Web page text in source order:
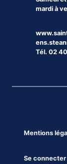
mardi à
Tél. 02
Mentions
Se connecter